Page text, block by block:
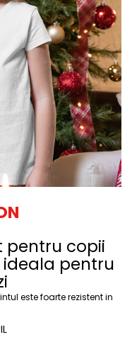
pentru copii
pentru
este foarte rezistent in